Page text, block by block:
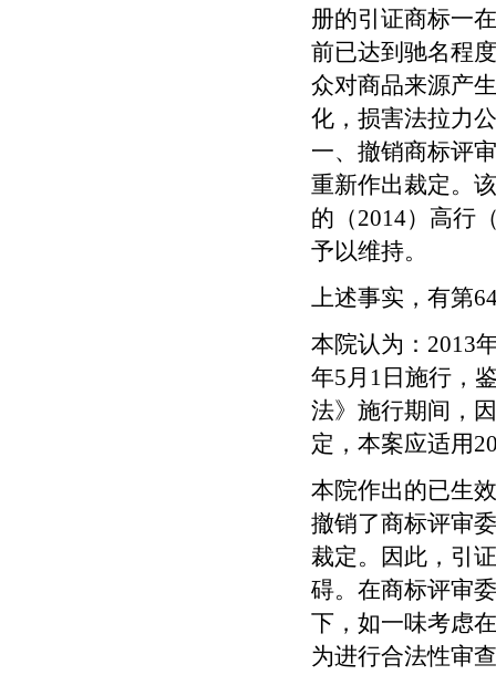
册的引证商标一
前已达到驰名程
众对商品来源产
化，损害法拉力
一、撤销商标评
重新作出裁定。
的（2014）高行
予以维持。
上述事实，有第
本院认为： 2013
年5月 1 日施行，
法》施行期间，
定，本案应适用
本院作出的已生
撤销了商标评审
裁定。因此，引
碍。在商标评审
下，如一味考虑
为进行合法性审